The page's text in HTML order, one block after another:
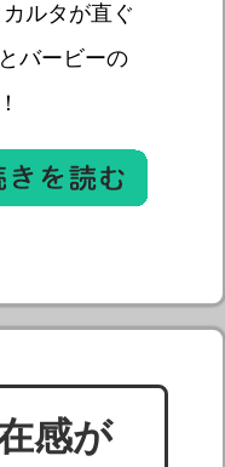
ルタが直ぐ
バービーの
感が